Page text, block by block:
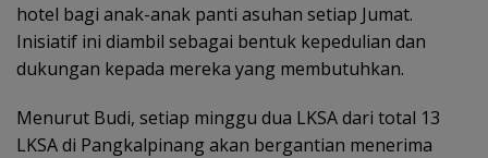
hotel bagi anak-anak panti asuhan setiap Jumat.
Inisiatif ini diambil sebagai bentuk kepedulian dan
dukungan kepada mereka yang membutuhkan.
Menurut Budi, setiap minggu dua LKSA dari total 13
LKSA di Pangkalpinang akan bergantian menerima